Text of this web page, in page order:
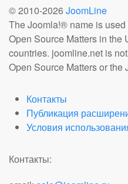
© 2010-2026 JoomLine
The Joomla!® name is
Open Source Matters in the
countries. joomline.net is
Open Source Matters or the
Контакты
Публикация
Условия
Контакты: